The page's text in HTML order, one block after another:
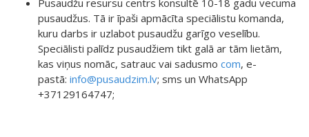
pusaudžus. Tā ir īpaši apmācīta speciālistu komanda,
kuru darbs ir uzlabot pusaudžu garīgo veselību.
Speciālisti palīdz pusaudžiem tikt galā ar tām lietām,
kas viņus nomāc, satrauc vai sadusmo com, e-
pastā: info@pusaudzim.lv; sms un WhatsApp
+37129164747;